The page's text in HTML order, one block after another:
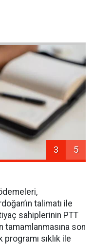
3 5
talimatı ile
sahiplerinin PTT
tamamlanmasına son
sıklık ile